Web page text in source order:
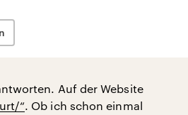
Auf der Website
“. Ob ich schon einmal